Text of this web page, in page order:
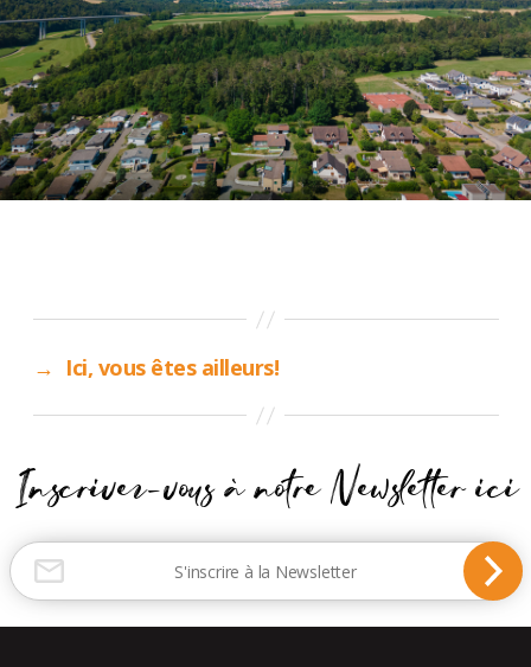
→ Ici, vous êtes ailleurs!
Inscrivez-vous à notre Newsletter ici